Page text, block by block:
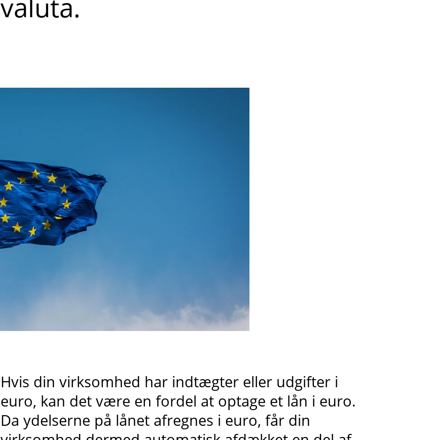
valuta.
Hvis din virksomhed har indtægter eller udgifter i
euro, kan det være en fordel at optage et lån i euro.
Da ydelserne på lånet afregnes i euro, får din